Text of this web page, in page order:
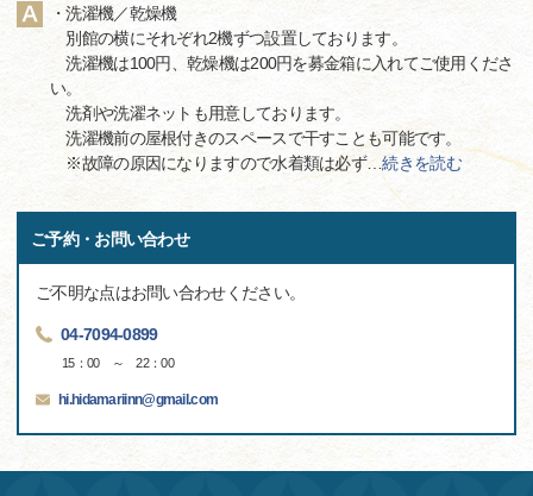
・洗濯機／乾燥機
別館の横にそれぞれ2機ずつ設置しております。
洗濯機は100円、乾燥機は200円を募金箱に入れてご使用くださ
い。
洗剤や洗濯ネットも用意しております。
洗濯機前の屋根付きのスペースで干すことも可能です。
※故障の原因になりますので水着類は必ず…続きを読む
ご予約・お問い合わせ
ご不明な点はお問い合わせください。
04-7094-0899
15：00 ～ 22：00
hi.hidamariinn@gmail.com